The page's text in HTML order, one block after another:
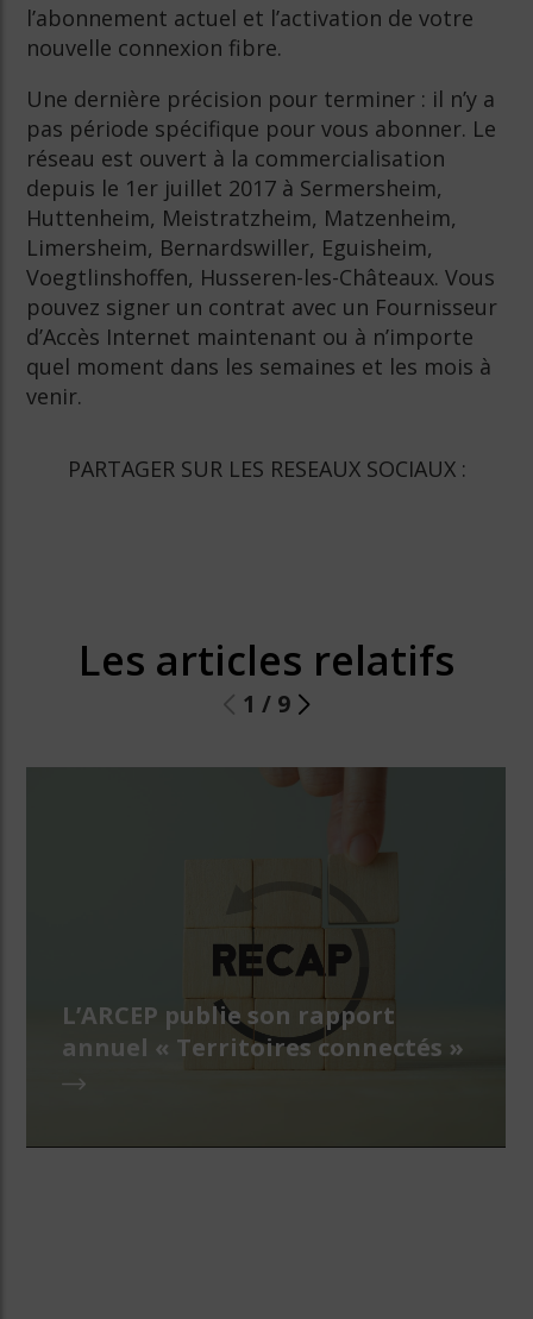
l’abonnement actuel et l’activation de votre
nouvelle connexion fibre.
Une dernière précision pour terminer : il n’y a
pas période spécifique pour vous abonner. Le
réseau est ouvert à la commercialisation
depuis le 1er juillet 2017 à Sermersheim,
Huttenheim, Meistratzheim, Matzenheim,
Limersheim, Bernardswiller, Eguisheim,
Voegtlinshoffen, Husseren-les-Châteaux. Vous
pouvez signer un contrat avec un Fournisseur
d’Accès Internet maintenant ou à n’importe
quel moment dans les semaines et les mois à
venir.
PARTAGER SUR LES RESEAUX SOCIAUX :
Les articles relatifs
1 / 9
L’ARCEP publie son rapport
annuel « Territoires connectés »